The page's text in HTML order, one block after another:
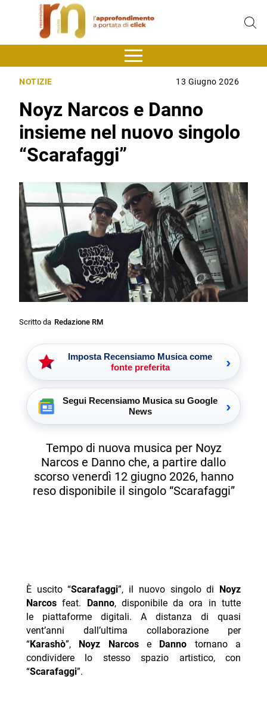
NOTIZIE 13 Giugno 2026
Noyz Narcos e Danno
insieme nel nuovo singolo
“Scarafaggi”
Scritto da Redazione RM
Imposta Recensiamo Musica come
fonte preferita
›
Segui Recensiamo Musica su Google
News
›
Tempo di nuova musica per Noyz
Narcos e Danno che, a partire dallo
scorso venerdì 12 giugno 2026, hanno
reso disponibile il singolo “Scarafaggi”
È uscito “Scarafaggi”, il nuovo singolo di Noyz
Narcosfeat. Danno, disponibile da ora in tutte
le piattaforme digitali. A distanza di quasi
vent’anni dall’ultima collaborazione per
“Karashò”, Noyz Narcose Danno tornano a
condividere lo stesso spazio artistico, con
“Scarafaggi”.